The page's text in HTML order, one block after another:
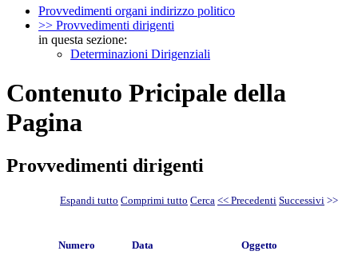
Provvedimenti organi indirizzo politico
>> Provvedimenti dirigenti
in questa sezione:
Determinazioni Dirigenziali
Contenuto Pricipale della
Pagina
Provvedimenti dirigenti
Espandi tutto Comprimi tutto Cerca << Precedenti Successivi >>
Numero Data Oggetto